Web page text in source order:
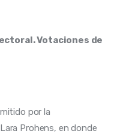
Votaciones de
por la
Prohens, en donde